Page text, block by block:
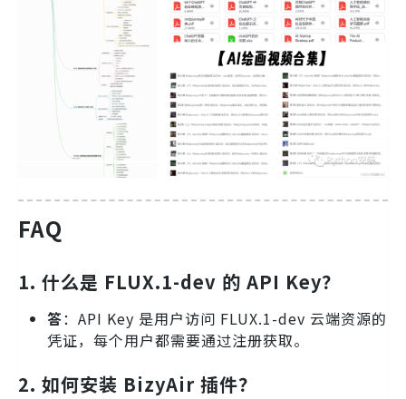
FAQ
1. 什么是 FLUX.1-dev 的 API Key？
答：API Key 是用户访问 FLUX.1-dev 云端资源的
凭证，每个用户都需要通过注册获取。
2. 如何安装 BizyAir 插件？